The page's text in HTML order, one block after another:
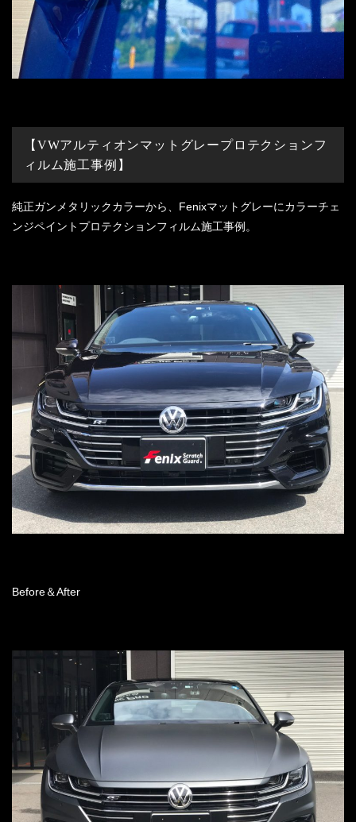
【VWアルティオンマットグレープロテクションフ
ィルム施工事例】
純正ガンメタリックカラーから、Fenixマットグレーにカラーチェ
ンジペイントプロテクションフィルム施工事例。
Before＆After